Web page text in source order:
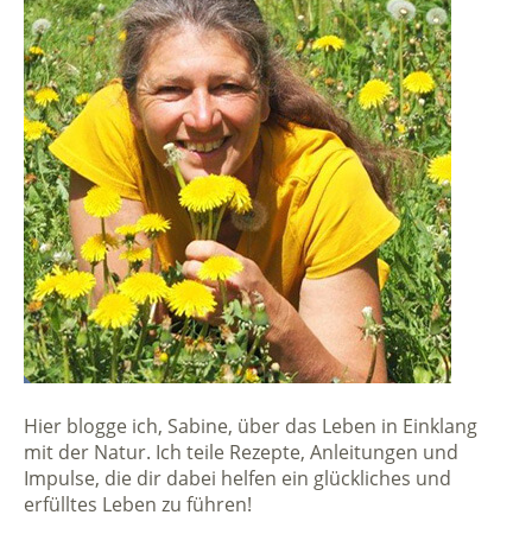
Hier blogge ich, Sabine, über das Leben in Einklang
mit der Natur. Ich teile Rezepte, Anleitungen und
Impulse, die dir dabei helfen ein glückliches und
erfülltes Leben zu führen!